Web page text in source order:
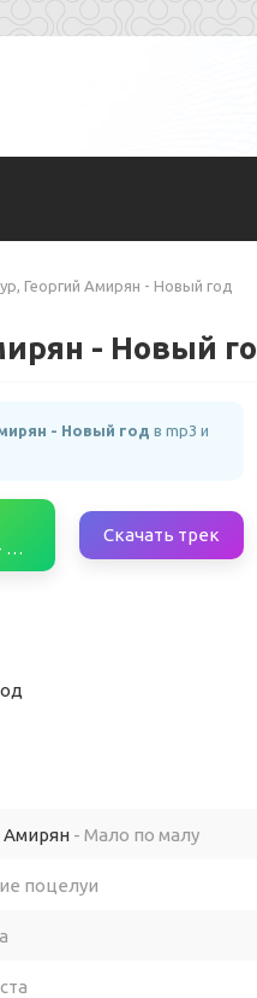
Георгий Амирян - Новый год
- Новый
- Новый год в mp3 и
Артур, Георгий Амирян - Новый год
Скачать трек
Амирян - Мало по малу
поцелуи